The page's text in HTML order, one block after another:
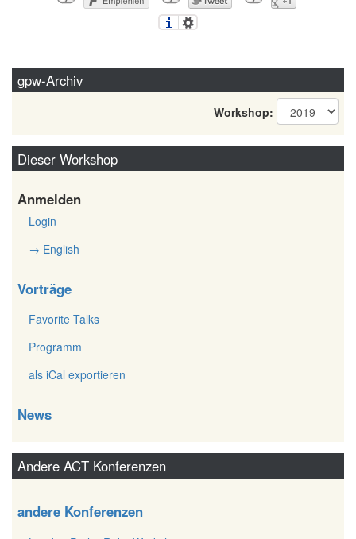
gpw-Archiv
Workshop:
Dieser Workshop
Anmelden
Login
→ English
Vorträge
Favorite Talks
Programm
als iCal exportieren
News
Andere ACT Konferenzen
andere Konferenzen